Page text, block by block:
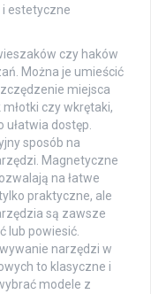
estetyczne
czy haków
Można je umieścić
miejsca
czy wkrętaki,
ułatwia dostęp.
sposób na
Magnetyczne
na łatwe
praktyczne, ale
są zawsze
lub powiesić.
narzędzi w
to klasyczne i
modele z